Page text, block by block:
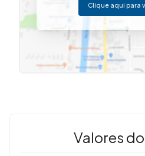
Clique aqui para
Valores